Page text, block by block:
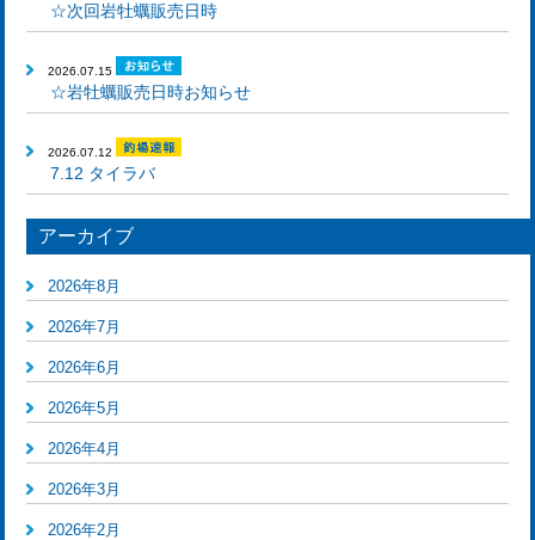
☆次回岩牡蠣販売日時
2026.07.15
☆岩牡蠣販売日時お知らせ
2026.07.12
7.12 タイラバ
アーカイブ
2026年8月
2026年7月
2026年6月
2026年5月
2026年4月
2026年3月
2026年2月